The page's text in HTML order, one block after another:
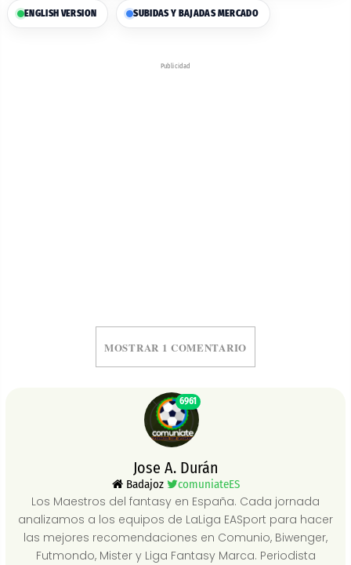
ENGLISH VERSION SUBIDAS Y BAJADAS MERCADO
Publicidad
MOSTRAR 1 COMENTARIO
6961
Jose A. Durán
Badajoz comuniateES
Los Maestros del fantasy en España. Cada jornada
analizamos a los equipos de LaLiga EASport para hacer
las mejores recomendaciones en Comunio, Biwenger,
Futmondo, Mister y Liga Fantasy Marca. Periodista